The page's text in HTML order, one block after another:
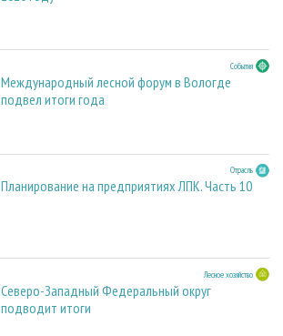
События
Международный лесной форум в Вологде
подвел итоги года
Отрасль
Планирование на предприятиях ЛПК. Часть 10
Лесное хозяйство
Северо-Западный Федеральный округ
подводит итоги